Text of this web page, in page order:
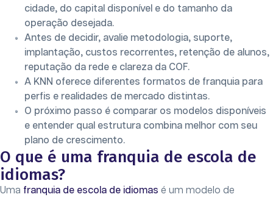
cidade, do capital disponível e do tamanho da
operação desejada.
Antes de decidir, avalie metodologia, suporte,
implantação, custos recorrentes, retenção de alunos,
reputação da rede e clareza da COF.
A KNN oferece diferentes formatos de franquia para
perfis e realidades de mercado distintas.
O próximo passo é comparar os modelos disponíveis
e entender qual estrutura combina melhor com seu
plano de crescimento.
O que é uma franquia de escola de
idiomas?
Uma franquia de escola de idiomas é um modelo de